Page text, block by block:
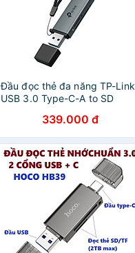
Đầu đọc thẻ đa năng TP-Link
USB 3.0 Type-C-A to SD
chính hãng339.000 đ